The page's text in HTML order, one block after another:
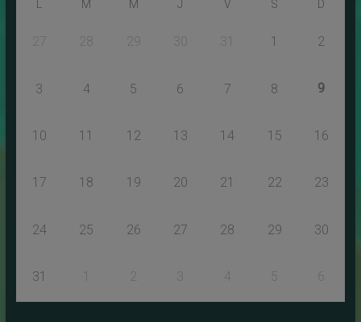
M M J V S D
27 28 29 30 31 1 2
3 4 5 6 7 8 9
10 11 12 13 14 15 16
17 18 19 20 21 22 23
24 25 26 27 28 29 30
31 1 2 3 4 5 6